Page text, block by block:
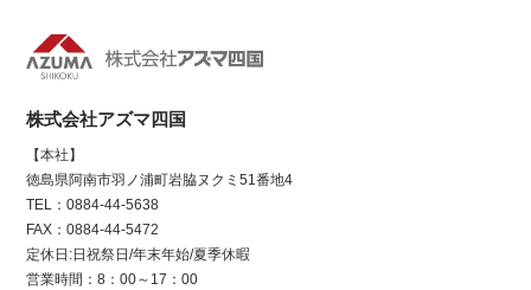
株式会社アズマ四国
【本社】
徳島県阿南市羽ノ浦町岩脇ヌクミ51番地4
TEL：0884-44-5638
FAX：0884-44-5472
定休日:日祝祭日/年末年始/夏季休暇
営業時間：8：00～17：00